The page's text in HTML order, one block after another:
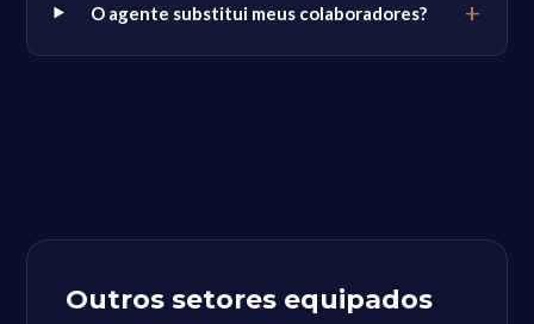
O agente substitui meus colaboradores?
Outros setores equipados